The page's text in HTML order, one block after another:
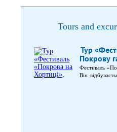
Tours and
Тур
Покрову
Фестиваль
Він